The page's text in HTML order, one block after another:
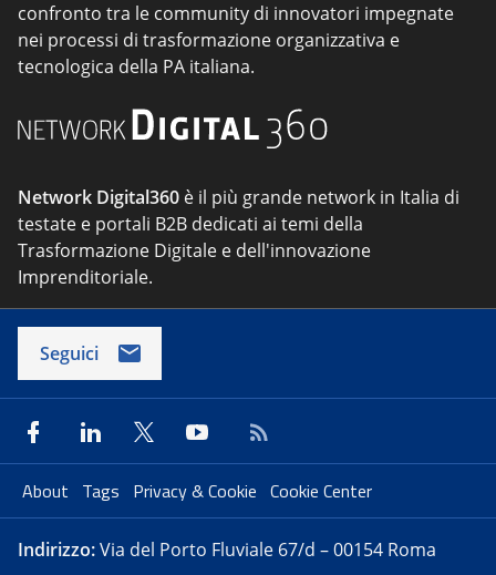
confronto tra le community di innovatori impegnate
nei processi di trasformazione organizzativa e
tecnologica della PA italiana.
Network Digital360 è il più grande network in Italia di
testate e portali B2B dedicati ai temi della
Trasformazione Digitale e dell'innovazione
Imprenditoriale.
Seguici
About Tags Privacy & Cookie Cookie Center
Indirizzo:Via del Porto Fluviale 67/d – 00154 Roma